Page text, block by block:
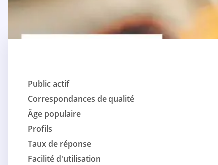
Public actif
Correspondances de qualité
Âge populaire
Profils
Taux de réponse
Facilité d'utilisation